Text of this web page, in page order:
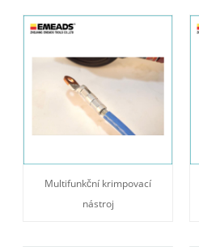
Multifunkční krimpovací
nástroj